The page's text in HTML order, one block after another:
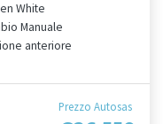
White
Manuale
anteriore
Prezzo Autosas